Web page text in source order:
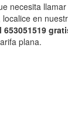
necesita
en
plana.